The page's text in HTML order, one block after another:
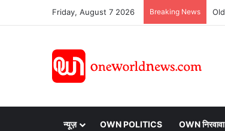
Friday, August 7 2026 Breaking News
न्यूज़ OWN POLITICS OWN निरवावा